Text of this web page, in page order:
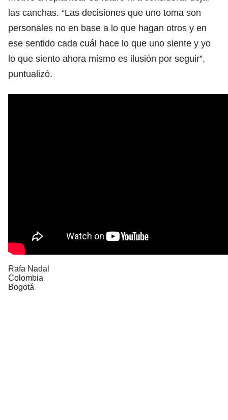
las canchas. “Las decisiones que uno toma son
personales no en base a lo que hagan otros y en
ese sentido cada cuál hace lo que uno siente y yo
lo que siento ahora mismo es ilusión por seguir”,
puntualizó.
Rafa Nadal
Colombia
Bogotá